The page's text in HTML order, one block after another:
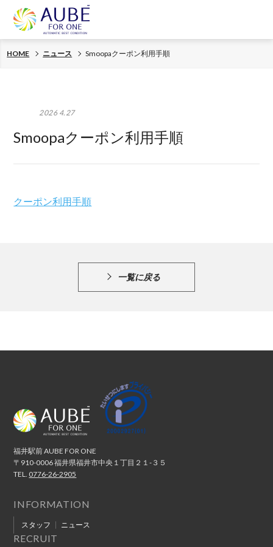
HOME ニュース Smoopaクーポン利用手順
2026 4.27
Smoopaクーポン利用手順
クーポン利用手順
一覧に戻る
福井駅前 AUBE FOR ONE
〒910-0006 福井県福井市中央１丁目２１-３５
TEL. 0776-26-2905
INFORMATION
スタッフ ニュース
RECRUIT